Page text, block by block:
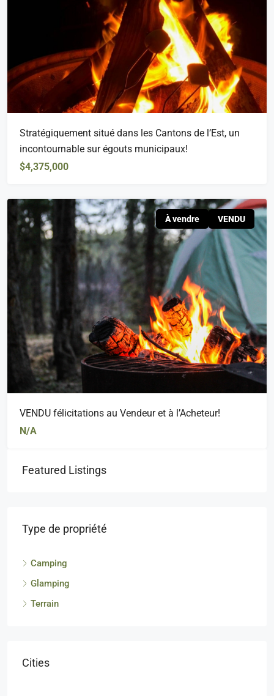
Stratégiquement situé dans les Cantons de l’Est, un
incontournable sur égouts municipaux!
$4,375,000
À vendre VENDU
VENDU félicitations au Vendeur et à l’Acheteur!
N/A
Featured Listings
Type de propriété
Camping
Glamping
Terrain
Cities